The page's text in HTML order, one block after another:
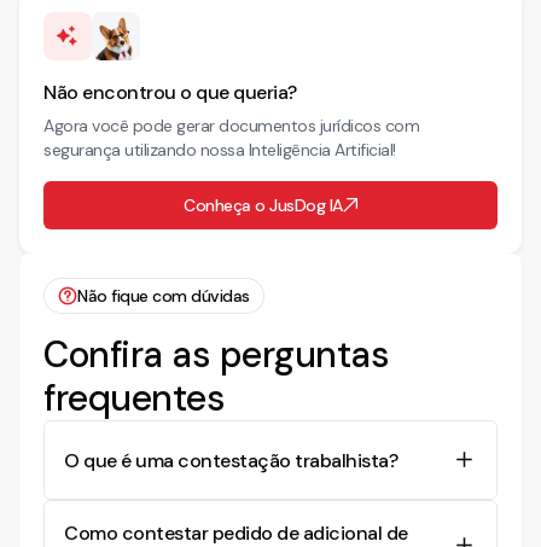
Não encontrou o que queria?
Agora você pode gerar documentos jurídicos com
segurança utilizando nossa Inteligência Artificial!
Conheça o JusDog IA
Não fique com dúvidas
Confira as perguntas
frequentes
O que é uma contestação trabalhista?
em resposta a uma reclamação trabalhista, no
Como contestar pedido de adicional de